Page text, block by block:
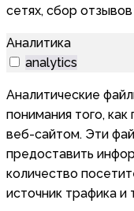
сетях, сбор
Аналитика
analytics
Аналитические
понимания того,
веб-сайтом. Эти
предоставить
количество
источник трафика и